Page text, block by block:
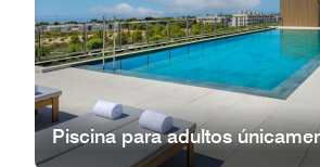
Piscina para adultos